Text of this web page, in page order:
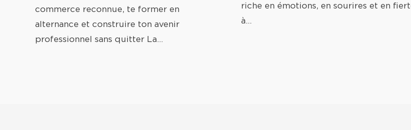
commerce reconnue, te former en
alternance et construire ton avenir
professionnel sans quitter La…
riche en émotions, en sourires et en
à…